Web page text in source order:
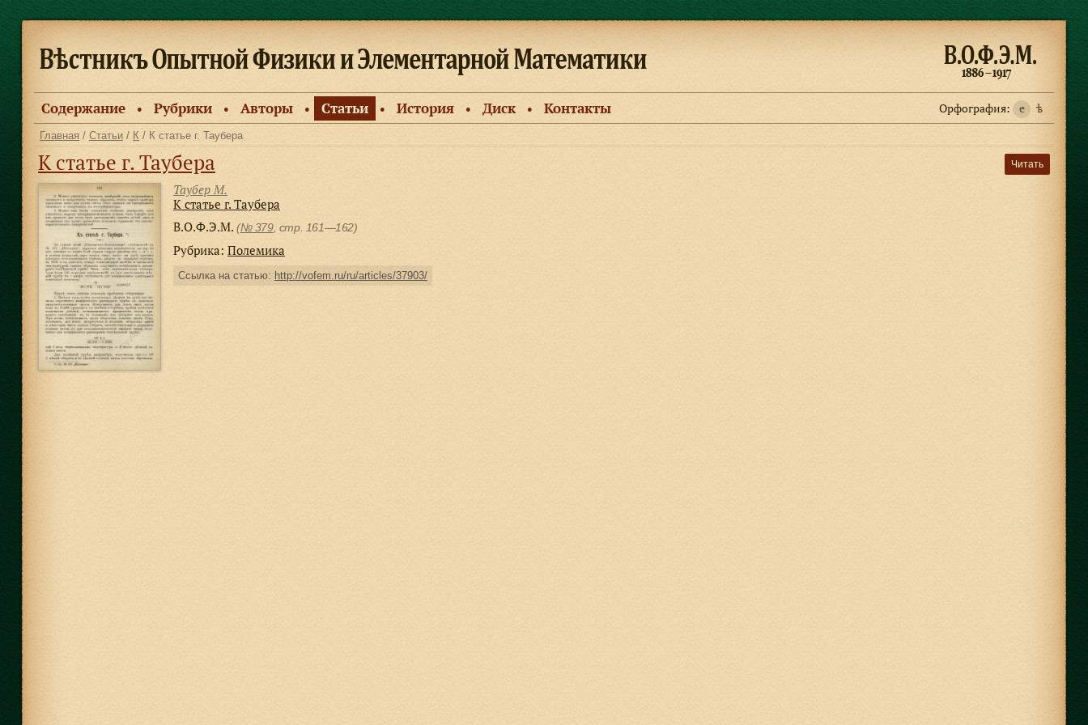
Содержание ● Рубрики ● Авторы ● Статьи ● История ● Диск ● Контакты Орфография: e ѣ
Главная / Статьи / К / К статье г. Таубера
Читать
К статье г. Таубера
Таубер М.
К статье г. Таубера
В.О.Ф.Э.М. (№ 379, стр. 161—162)
Рубрика: Полемика
Ссылка на статью: http://vofem.ru/ru/articles/37903/